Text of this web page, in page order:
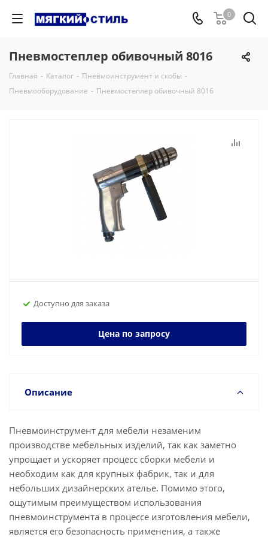
0
Пневмостеплер обивочный 8016
Главная - Каталог - Пневмоинструмент и скобы -
Пневмооборудование - Пневмостеплер обивочный 8016
Доступно для заказа
Цена по запросу
Описание
Пневмоинструмент для мебели незаменим
производстве мебельных изделий, так как заметно
упрощает и ускоряет процесс сборки мебели и
необходим как для крупных фабрик, так и для
небольших дизайнерских ателье. Помимо этого,
ощутимым преимуществом использования
пневмоинструмента в процессе изготовления мебели,
является его безопасность применения, а также